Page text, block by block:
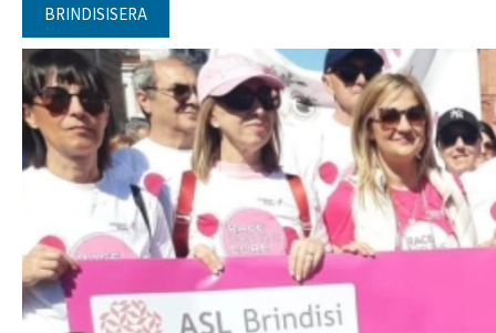
BRINDISISERA